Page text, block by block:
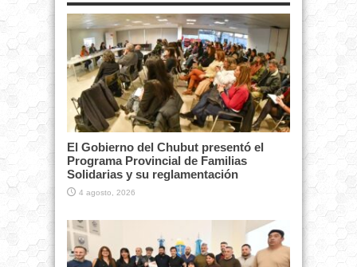
El Gobierno del Chubut presentó el
Programa Provincial de Familias
Solidarias y su reglamentación
4 agosto, 2026